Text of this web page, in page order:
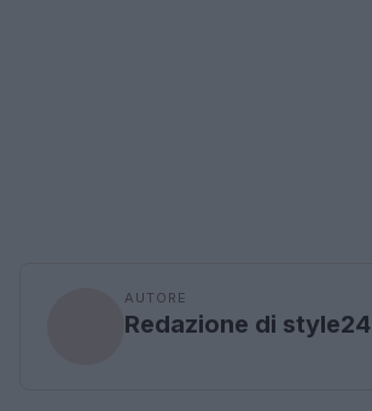
AUTORE
Redazione di style24